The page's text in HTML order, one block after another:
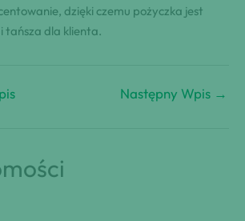
dzięki czemu pożyczka jest
tańsza dla klienta.
Następny Wpis →